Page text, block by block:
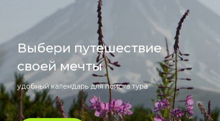
Выбери путешествие
своей мечты
удобный календарь для поиска тура